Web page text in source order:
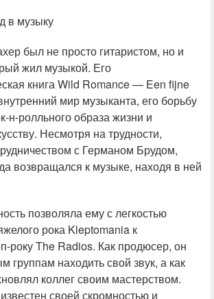
в музыку
был не просто гитаристом, но и
жил музыкой. Его
книга Wild Romance — Een fijne
мир музыканта, его борьбу
н-ролльного образа жизни и
Несмотря на трудности,
с Германом Брудом,
возвращался к музыке, находя в ней
позволяла ему с легкостью
рока Kleptomania к
року The Radios. Как продюсер, он
группам находить свой звук, а как
коллег своим мастерством.
своей скромностью и